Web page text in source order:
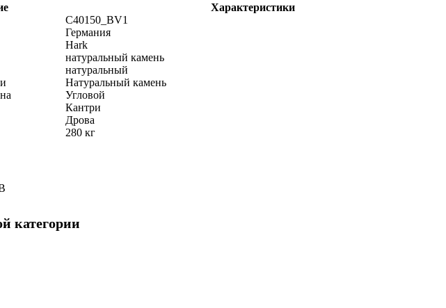
Характеристики
C40150_BV1
Германия
Hark
натуральный камень
натуральный
Натуральный камень
Угловой
Кантри
Дрова
280 кг
категории